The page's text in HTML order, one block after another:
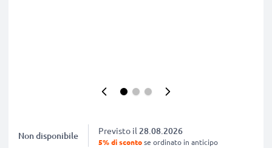
Non disponibile Previsto il 28.08.2026
5% di scontose ordinato in anticipo